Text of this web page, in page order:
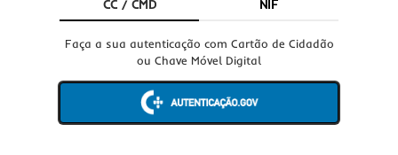
CC / CMD NIF
Faça a sua autenticação com Cartão de Cidadão
ou Chave Móvel Digital